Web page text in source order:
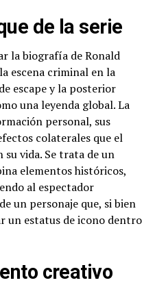
de la serie
la biografía de Ronald
escena criminal en la
escape y la posterior
una leyenda global. La
personal, sus
colaterales que el
vida. Se trata de un
elementos históricos,
al espectador
un personaje que, si bien
un estatus de icono dentro
creativo